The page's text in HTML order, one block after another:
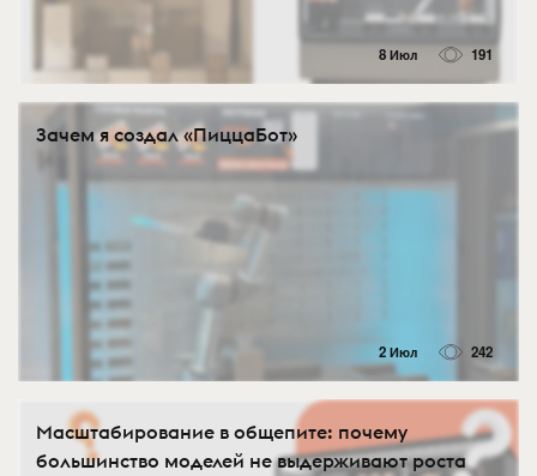
8 Июл 191
Зачем я создал «ПиццаБот»
2 Июл 242
Масштабирование в общепите: почему
большинство моделей не выдерживают роста